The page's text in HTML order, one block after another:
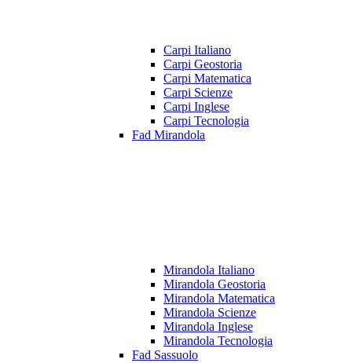
Carpi Italiano
Carpi Geostoria
Carpi Matematica
Carpi Scienze
Carpi Inglese
Carpi Tecnologia
Fad Mirandola
Mirandola Italiano
Mirandola Geostoria
Mirandola Matematica
Mirandola Scienze
Mirandola Inglese
Mirandola Tecnologia
Fad Sassuolo